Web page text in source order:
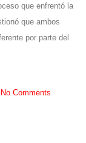
que enfrentó la
que ambos
por parte del
No Comments